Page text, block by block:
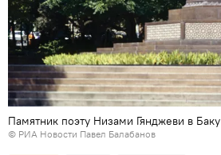
Памятник поэту Низами Гянджеви в Баку
© РИА Новости Павел Балабанов